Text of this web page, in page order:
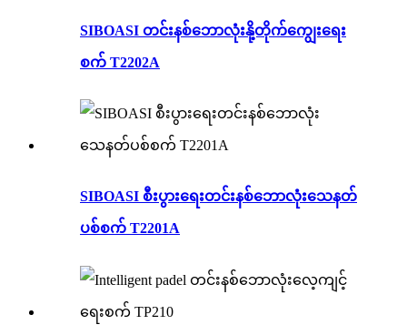
SIBOASI တင်းနစ်ဘောလုံးနို့တိုက်ကျွေးရေး
စက် T2202A
SIBOASI စီးပွားရေးတင်းနစ်ဘောလုံးသေနတ်
ပစ်စက် T2201A